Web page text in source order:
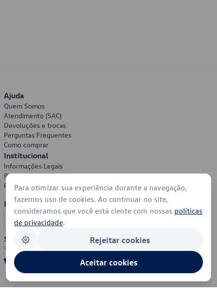
Ajuda
Quem Somos
Atendimento (SAC)
Devoluções e trocas
Perguntas Frequentes
Como comprar
Institucional
Informações Legais
Política de Privacidade
Política de Cookies
Formas de Pagamento
Segurança
Para otimizar sua experiência durante a navegação,
fazemos uso de cookies. Ao continuar no site,
consideramos que você está ciente com nossas políticas
de privacidade.
Rejeitar cookies
Aceitar cookies